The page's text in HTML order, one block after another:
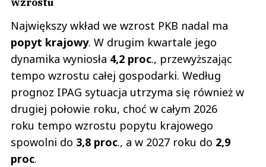
Największy wkład we wzrost PKB nadal ma
popyt krajowy. W drugim kwartale jego
dynamika wyniosła 4,2 proc., przewyższając
tempo wzrostu całej gospodarki. Według
prognoz IPAG sytuacja utrzyma się również w
drugiej połowie roku, choć w całym 2026
roku tempo wzrostu popytu krajowego
spowolni do 3,8 proc., a w 2027 roku do 2,9
proc.